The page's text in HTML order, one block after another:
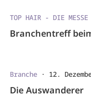
TOP HAIR - DIE MESSE
Branchentreff
Branche · 12.
Die Auswanderer